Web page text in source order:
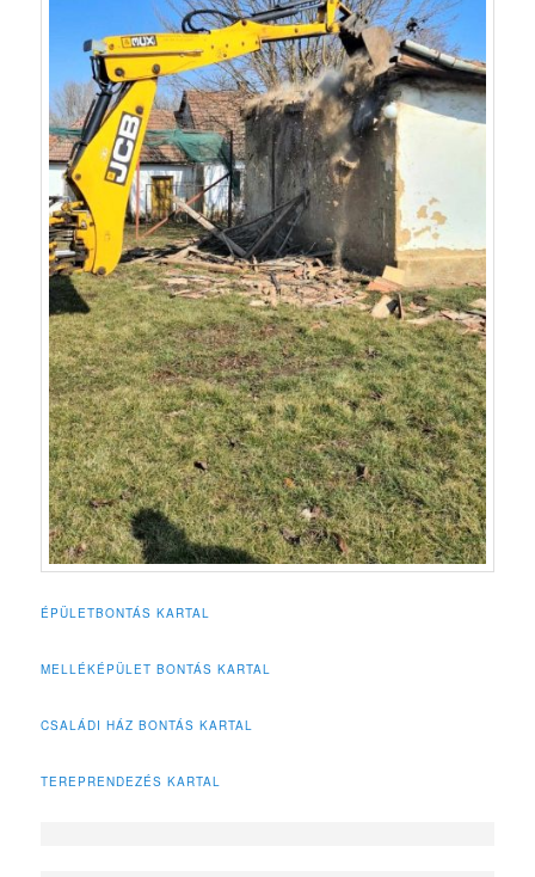
ÉPÜLETBONTÁS KARTAL
MELLÉKÉPÜLET BONTÁS KARTAL
CSALÁDI HÁZ BONTÁS KARTAL
TEREPRENDEZÉS KARTAL